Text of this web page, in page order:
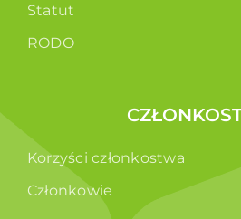
Statut
RODO
Korzyści członkostwa
Członkowie